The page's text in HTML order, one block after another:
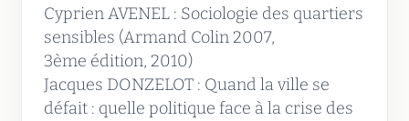
Cyprien AVENEL : Sociologie des quartiers
sensibles (Armand Colin 2007,
3ème édition, 2010)
Jacques DONZELOT : Quand la ville se
défait : quelle politique face à la crise des